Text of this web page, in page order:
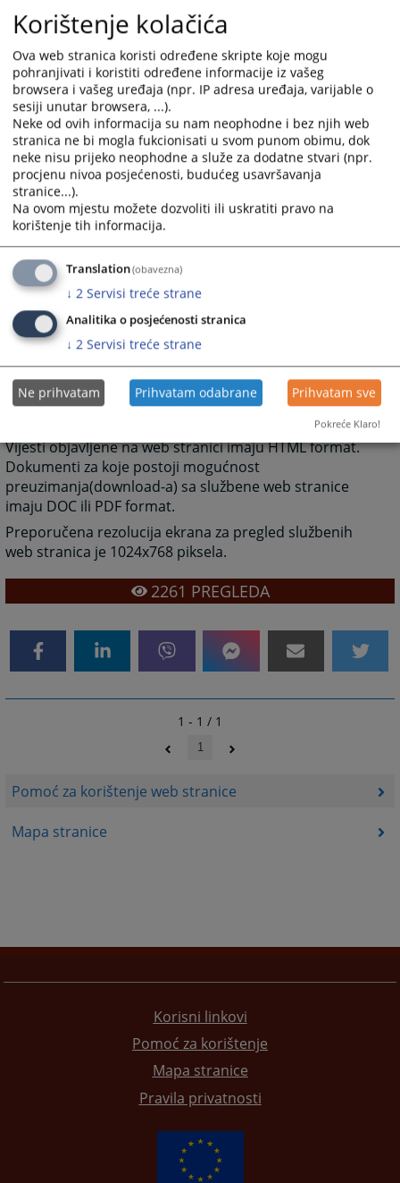
Pomoć za korištenje web stranice
Mapa stranice
- Prvu razinu navigacije predstavlja glavni izbornik koji
je vodoravno postavljen ispod zaglavlja stranice i sive
je boje. Sastoji se od 6 MODULA: Naslovnica, Rad suda,
Oglasna ploča, Vaša pitanja, Odnosi s javnošću,
Kontakt. Svaki od MODULA predstavlja određenu
oblast rada pravosudne institucije.
- Nakon izbora jednog od MODULA, prelazite na drugu
razinu navigacije, koja je vodoravno postavljena ispod
Glavnog izbornika i crvene je boje. Pomoću ovog
izbornika birate KATEGORIJU Vašeg interesovanja
unutar svakog MODULA.
- Treču razinu navigacije predstavlja vertikalni izbornik,
koji se nalazi ispod izbornika KATEGORIJA, na desnoj
strani u odnosu na dio predviđen za sadržaj. Na ovom
izborniku birate PODKATEGORIJU, odnosno konkretan
sadržaj koji vas interesuje.
- Posljednji dio predstavlja sadržajni dio izabrane
PODKATEGORIJE. Taj sadržajni dio može biti prikaz
konkretne vijesti ili prikaz drugih elemenata koje
određena PODKATEGORIJA predstavlja(slike, linkovi,
Vijesti objavljene na web stranici imaju HTML format.
Dokumenti za koje postoji mogućnost
preuzimanja(download-a) sa službene web stranice
imaju DOC ili PDF format.
Preporučena rezolucija ekrana za pregled službenih
web stranica je 1024x768 piksela.
2261 PREGLEDA
1 - 1 / 1
1
Korisni linkovi
Pomoć za korištenje
Mapa stranice
Pravila privatnosti
Korištenje kolačića
Ova web stranica koristi određene skripte koje mogu
pohranjivati i koristiti određene informacije iz vašeg
browsera i vašeg uređaja (npr. IP adresa uređaja, varijable o
sesiji unutar browsera, ...).
Neke od ovih informacija su nam neophodne i bez njih web
stranica ne bi mogla fukcionisati u svom punom obimu, dok
neke nisu prijeko neophodne a služe za dodatne stvari (npr.
procjenu nivoa posjećenosti, budućeg usavršavanja
stranice...).
Na ovom mjestu možete dozvoliti ili uskratiti pravo na
korištenje tih informacija.
Translation(obavezna)
↓ 2 Servisi treće strane
Analitika o posjećenosti stranica
↓ 2 Servisi treće strane
Ne prihvatam Prihvatam odabrane Prihvatam sve
Pokreće Klaro!